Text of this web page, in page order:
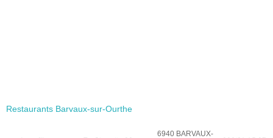
Restaurants Barvaux-sur-Ourthe
6940 BARVAUX-